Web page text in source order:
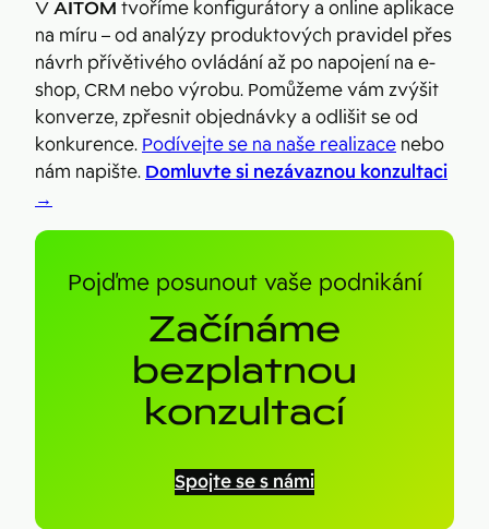
VAITOM tvoříme konfigurátory a online aplikace
na míru – od analýzy produktových pravidel přes
návrh přívětivého ovládání až po napojení na e-
shop, CRM nebo výrobu. Pomůžeme vám zvýšit
konverze, zpřesnit objednávky a odlišit se od
konkurence. Podívejte se na naše realizace nebo
nám napište. Domluvte si nezávaznou konzultaci
→
Pojďme posunout vaše podnikání
Začínáme
bezplatnou
konzultací
Spojte se s námi